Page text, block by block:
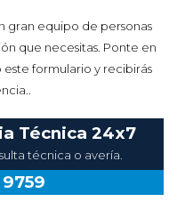
gran equipo de personas
que necesitas. Ponte en
formulario y recibirás
Técnica 24x7
técnica o avería.
9759